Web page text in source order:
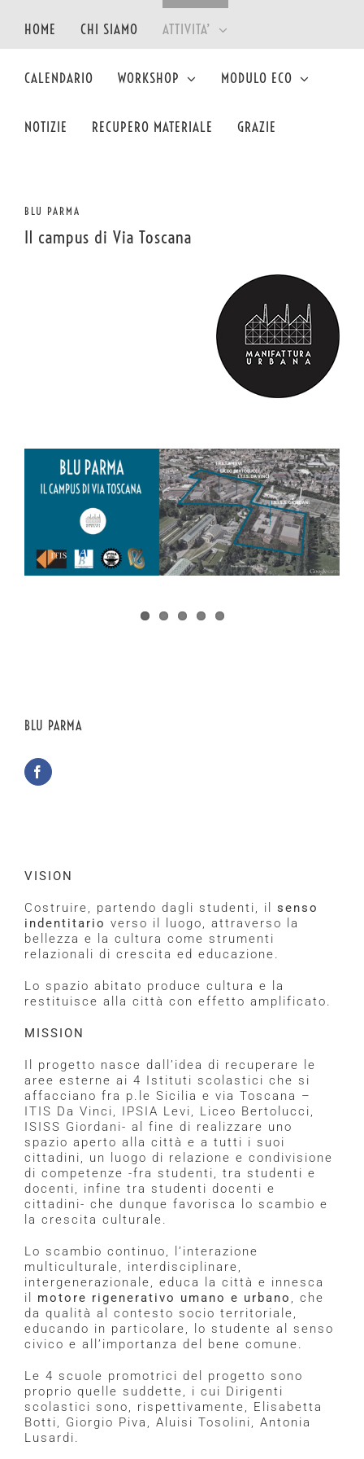
contenuto
HOME CHI SIAMO ATTIVITA’
CALENDARIO WORKSHOP MODULO ECO
NOTIZIE RECUPERO MATERIALE GRAZIE
BLU PARMA
Il campus di Via Toscana
BLU PARMA
VISION
Costruire, partendo dagli studenti, il senso
indentitario verso il luogo, attraverso la
bellezza e la cultura come strumenti
relazionali di crescita ed educazione.
Lo spazio abitato produce cultura e la
restituisce alla città con effetto amplificato.
MISSION
Il progetto nasce dall’idea di recuperare le
aree esterne ai 4 Istituti scolastici che si
affacciano fra p.le Sicilia e via Toscana –
ITIS Da Vinci, IPSIA Levi, Liceo Bertolucci,
ISISS Giordani- al fine di realizzare uno
spazio aperto alla città e a tutti i suoi
cittadini, un luogo di relazione e condivisione
di competenze -fra studenti, tra studenti e
docenti, infine tra studenti docenti e
cittadini- che dunque favorisca lo scambio e
la crescita culturale.
Lo scambio continuo, l’interazione
multiculturale, interdisciplinare,
intergenerazionale, educa la città e innesca
il motore rigenerativo umano e urbano
, che
da qualità al contesto socio territoriale,
educando in particolare, lo studente al senso
civico e all’importanza del bene comune.
Le 4 scuole promotrici del progetto sono
proprio quelle suddette, i cui Dirigenti
scolastici sono, rispettivamente, Elisabetta
Botti, Giorgio Piva, Aluisi Tosolini, Antonia
Lusardi.